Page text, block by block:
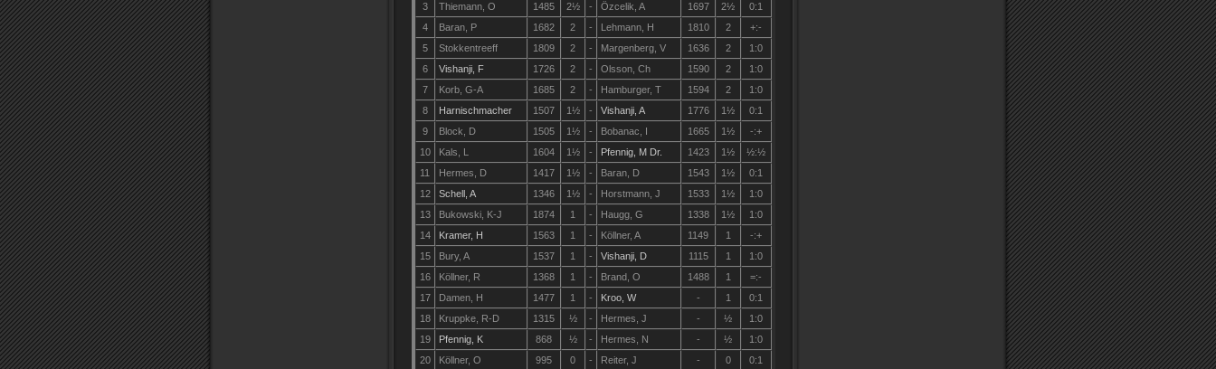
3
Thiemann, O 1485 2½ - Özcelik, A 1697 2½
0:1
4
Baran, P 1682 2 - Lehmann, H 1810 2
+:-
5
Stokkentreeff 1809 2 - Margenberg, V 1636 2
1:0
6
Vishanji, F 1726 2 - Olsson, Ch 1590 2
1:0
7
Korb, G-A 1685 2 - Hamburger, T 1594 2
1:0
8
Harnischmacher 1507 1½ - Vishanji, A 1776 1½
0:1
9
Block, D 1505 1½ - Bobanac, I 1665 1½
-:+
10
Kals, L 1604 1½ - Pfennig, M Dr. 1423 1½ ½:½
11
Hermes, D 1417 1½ - Baran, D 1543 1½
0:1
12
Schell, A 1346 1½ - Horstmann, J 1533 1½
1:0
13
Bukowski, K-J 1874 1 - Haugg, G 1338 1½
1:0
14
Kramer, H 1563 1 - Köllner, A 1149 1
-:+
15
Bury, A 1537 1 - Vishanji, D 1115 1
1:0
16
Köllner, R 1368 1 - Brand, O 1488 1
=:-
17
Damen, H 1477 1 - Kroo, W - 1
0:1
18
Kruppke, R-D 1315 ½ - Hermes, J - ½
1:0
19
Pfennig, K 868 ½ - Hermes, N - ½
1:0
20
Köllner, O 995 0 - Reiter, J - 0 0:1